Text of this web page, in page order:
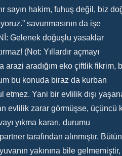
sayın hakim, fuhuş değil, biz
savunmasının da işe
Gelenek doğuşlu yasaklar
(Not: Yıllardır açmayı
arazi aradığım eko çiftlik fikrim,
bu konuda biraz da kurban
Yani bir evlilik dışı
evlilik zarar görmüşse, üçüncü
yıkma kararı, durumu
tarafından alınmıştır. Bütün
yakınına bile gelmemiştir,